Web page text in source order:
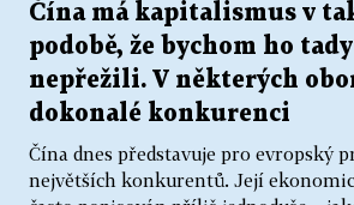
Čína má kapitalismus v
podobě, že bychom ho
nepřežili. V některých
dokonalé konkurenci
Čína dnes představuje pro evropský
největších konkurentů. Její